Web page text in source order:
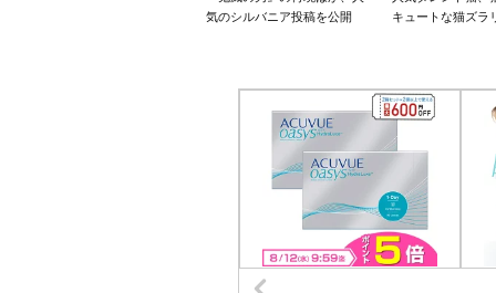
気のシルバニア投稿を公開
キュートな猫ズラ